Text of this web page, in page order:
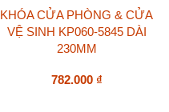
KHÓA CỬA PHÒNG & CỬA
VỆ SINH KP060-5845 DÀI
230MM
782.000 ₫